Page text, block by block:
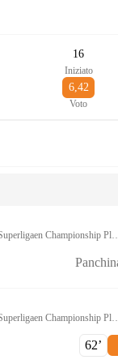
16
Iniziato
6,42
Voto
62‎’‎